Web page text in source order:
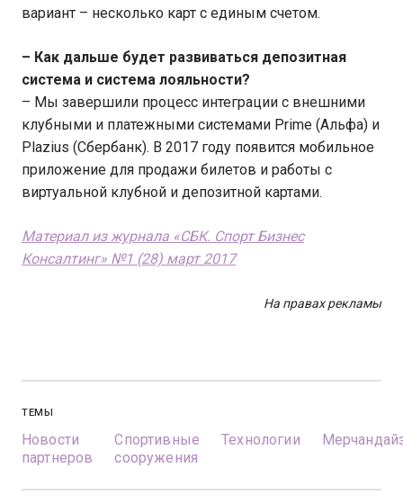
вариант – несколько карт с единым счетом.
– Как дальше будет развиваться депозитная
система и система лояльности?
– Мы завершили процесс интеграции с внешними
клубными и платежными системами Prime (Альфа) и
Plazius (Сбербанк). В 2017 году появится мобильное
приложение для продажи билетов и работы с
виртуальной клубной и депозитной картами.
Материал из журнала «СБК. Спорт Бизнес
Консалтинг» №1 (28) март 2017
На правах рекламы
ТЕМЫ
Новости
партнеров
Спортивные
сооружения
Технологии